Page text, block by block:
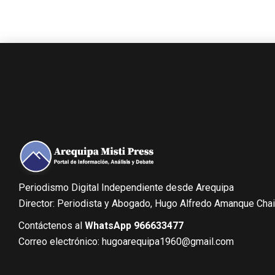
Periodismo Digital Independiente desde Arequipa
Director: Periodista y Abogado, Hugo Alfredo Amanque
Contáctenos al WhatsApp 966633477
Correo electrónico: hugoarequipa1960@gmail.com